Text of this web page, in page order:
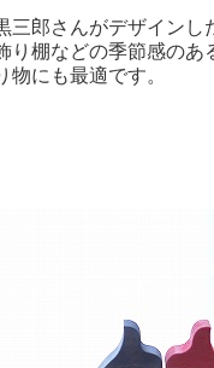
郎さんがデザインし
り棚などの季節感のあ
にも最適です。